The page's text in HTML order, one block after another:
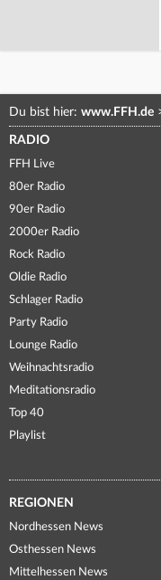
Du bist hier: www.FFH.de
RADIO
FFH Live
80er Radio
90er Radio
2000er Radio
Rock Radio
Oldie Radio
Schlager Radio
Party Radio
Lounge Radio
Weihnachtsradio
Meditationsradio
Top 40
Playlist
REGIONEN
Nordhessen News
Osthessen News
Mittelhessen News